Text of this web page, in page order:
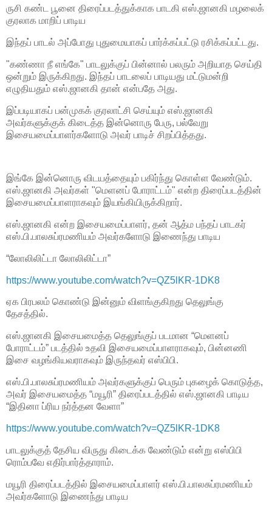
ருசி கண்ட பூனை திரைப்படத்துக்காக பாடகி எஸ்.ஜானகி மழலைக்
குரலாக மாறிப் பாடிய
இந்தப் பாடல் அப்போது புதுமையாகப் பார்க்கப்பட்டு ரசிக்கப்பட்டது.
"கண்ணா நீ எங்கே" பாடலுக்குப் பின்னால் பலரும் அறியாத செய்தி
ஒன்றும் இருக்கிறது. இந்தப் பாடலைப் பாடியது மட்டுமன்றி
எழுதியதும் எஸ்.ஜானகி தான் என்பதே அது.
இப்படியாகப் பன்முகக் குரலாட்சி செய்யும் எஸ்.ஜானகி
அவர்களுக்குக் கிடைத்த இன்னொரு பேரு, பல்வேறு
இசையமைப்பாளர்களோடு அவர் பாடிச் சிறப்பித்தது.
இங்கே இன்னொரு விடயத்தையும் பகிர்ந்து கொள்ள வேண்டும்.
எஸ்.ஜானகி அவர்கள் "மெளனப் போராட்டம்" என்ற திரைப்படத்தின்
இசையமைப்பாளராகவும் இயங்கியிருக்கிறார்.
எஸ்.ஜானகி என்ற இசையமைப்பாளர், தன் ஆத்ம பந்தப் பாடகர்
எஸ்.பி.பாலசுப்ரமணியம் அவர்களோடு இணைந்து பாடிய
“லோலிலிட்டா லோலிலிட்டா”
https://www.youtube.com/watch?v=QZ5lKR-1DK8
ஏக பிரபலம் கொண்டு இன்னும் விளங்குகிறது தெலுங்கு
தேசத்தில்.
எஸ்.ஜானகி இசையமைத்த தெலுங்குப் படமான “மெளனப்
போராட்டம்” படத்தில் உதவி இசையமைப்பாளராகவும், பின்னணி
இசை வழங்கியவராகவும் இருந்தவர் எஸ்பிபி.
எஸ்.பி.பாலசுப்ரமணியம் அவர்களுக்குப் பெரும் புகழைக் கொடுத்த,
அவர் இசையமைத்த “மயூரி” திரைப்படத்தில் எஸ்.ஜானகி பாடிய
“இதினா ப்ரிய நர்த்தன வேளா”
https://www.youtube.com/watch?v=QZ5lKR-1DK8
பாடலுக்குத் தேசிய விருது கிடைக்க வேண்டும் என்று எஸ்பிபி
ரொம்பவே எதிர்பார்த்தாராம்.
மயூரி திரைப்படத்தில் இசையமைப்பாளர் எஸ்.பி.பாலசுப்ரமணியம்
அவர்களோடு இணைந்து பாடிய